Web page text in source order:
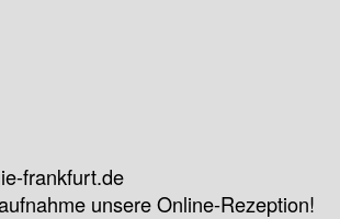
frankfurt.de
unsere Online-Rezeption!